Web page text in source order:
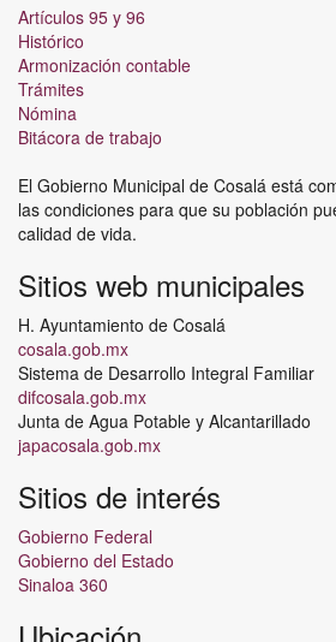
Artículos 95 y 96
Histórico
Armonización contable
Trámites
Nómina
Bitácora de trabajo
El Gobierno Municipal de Cosalá está
las condiciones para que su población
calidad de vida.
Sitios web municipales
H. Ayuntamiento de Cosalá
cosala.gob.mx
Sistema de Desarrollo Integral Familiar
difcosala.gob.mx
Junta de Agua Potable y Alcantarillado
japacosala.gob.mx
Sitios de interés
Gobierno Federal
Gobierno del Estado
Sinaloa 360